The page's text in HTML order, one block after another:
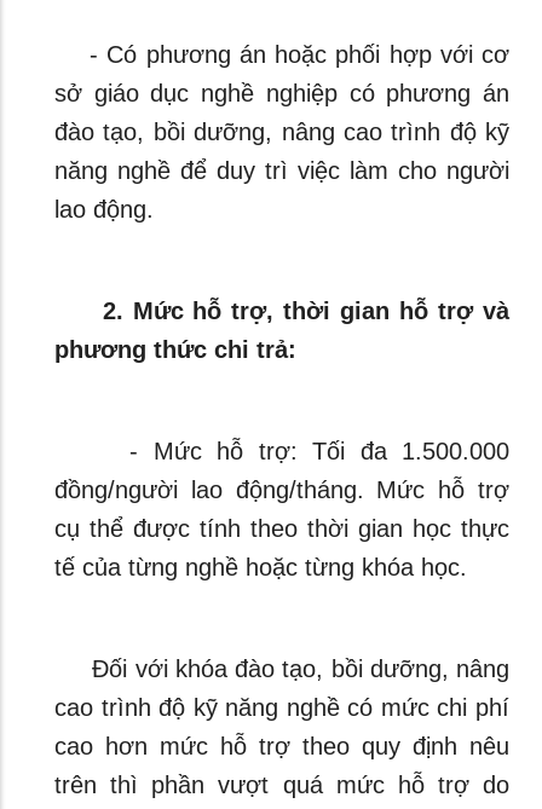
- Có phương án hoặc phối hợp với cơ
sở giáo dục nghề nghiệp có phương án
đào tạo, bồi dưỡng, nâng cao trình độ kỹ
năng nghề để duy trì việc làm cho người
lao động.
2. Mức hỗ trợ, thời gian hỗ trợ và
phương thức chi trả:
- Mức hỗ trợ: Tối đa 1.500.000
đồng/người lao động/tháng. Mức hỗ trợ
cụ thể được tính theo thời gian học thực
tế của từng nghề hoặc từng khóa học.
Đối với khóa đào tạo, bồi dưỡng, nâng
cao trình độ kỹ năng nghề có mức chi phí
cao hơn mức hỗ trợ theo quy định nêu
trên thì phần vượt quá mức hỗ trợ do